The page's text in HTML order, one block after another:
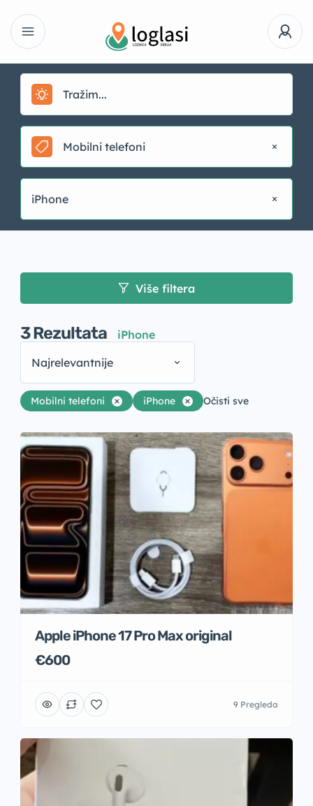
Mobilni telefoni
iPhone
Više filtera
3Rezultata
iPhone
Najrelevantnije
Mobilni telefoni iPhone Očisti sve
Apple iPhone 17 Pro Max original
€600
9 Pregleda